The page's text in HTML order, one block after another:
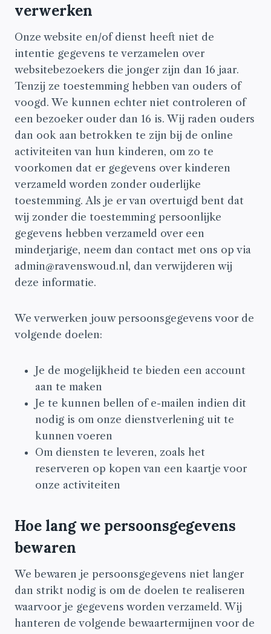
verwerken
Onze website en/of dienst heeft niet de
intentie gegevens te verzamelen over
websitebezoekers die jonger zijn dan 16 jaar.
Tenzij ze toestemming hebben van ouders of
voogd. We kunnen echter niet controleren of
een bezoeker ouder dan 16 is. Wij raden ouders
dan ook aan betrokken te zijn bij de online
activiteiten van hun kinderen, om zo te
voorkomen dat er gegevens over kinderen
verzameld worden zonder ouderlijke
toestemming. Als je er van overtuigd bent dat
wij zonder die toestemming persoonlijke
gegevens hebben verzameld over een
minderjarige, neem dan contact met ons op via
admin@ravenswoud.nl, dan verwijderen wij
deze informatie.
We verwerken jouw persoonsgegevens voor de
volgende doelen:
Je de mogelijkheid te bieden een account
aan te maken
Je te kunnen bellen of e-mailen indien dit
nodig is om onze dienstverlening uit te
kunnen voeren
Om diensten te leveren, zoals het
reserveren op kopen van een kaartje voor
onze activiteiten
Hoe lang we persoonsgegevens
bewaren
We bewaren je persoonsgegevens niet langer
dan strikt nodig is om de doelen te realiseren
waarvoor je gegevens worden verzameld. Wij
hanteren de volgende bewaartermijnen voor de